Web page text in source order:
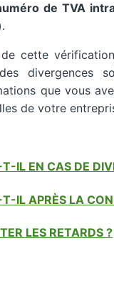
de TVA
.
cette
divergences
que vous
de votre
IL EN CAS DE
T-IL APRÈS LA
LES RETARDS ?